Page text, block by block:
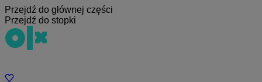
Przejdź do głównej części
Przejdź do stopki